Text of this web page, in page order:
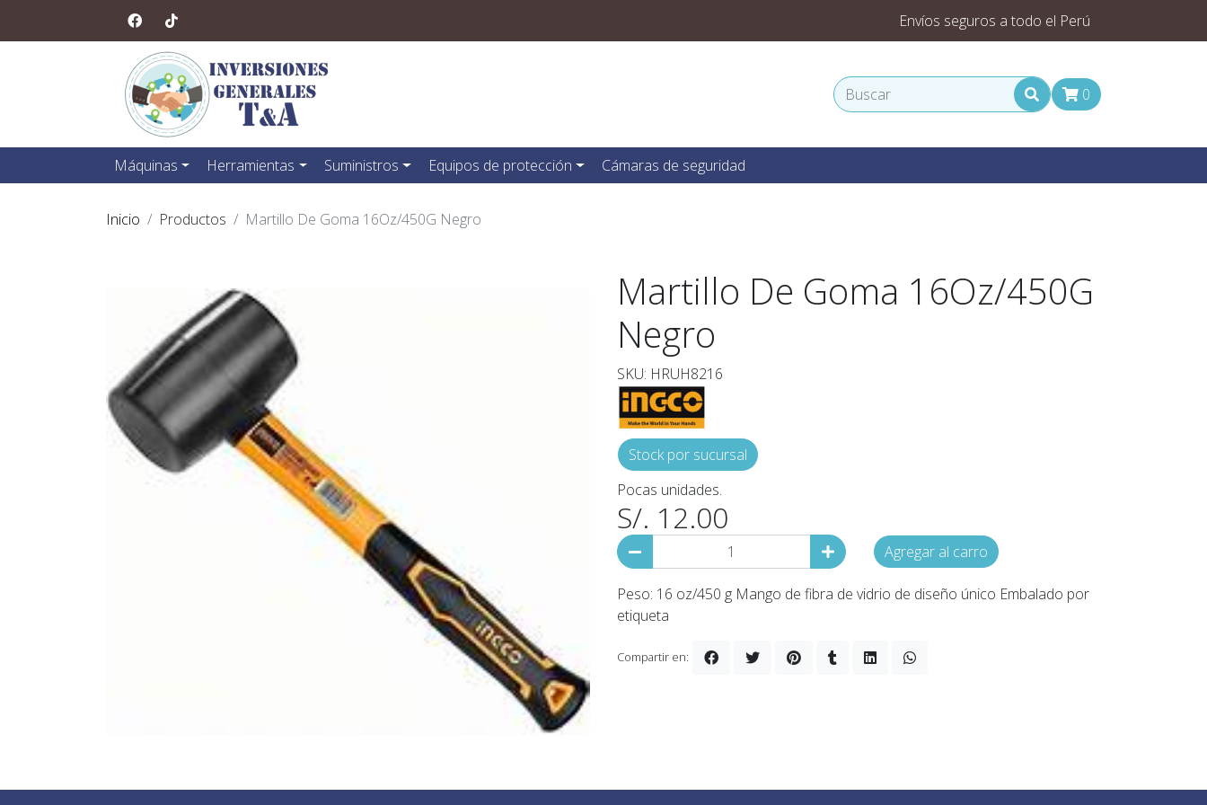
Envíos seguros a todo el Perú
0
Máquinas Herramientas Suministros Equipos de protección Cámaras de seguridad
Inicio Productos Martillo De Goma 16Oz/450G Negro
Martillo De Goma 16Oz/450G
Negro
SKU: HRUH8216
Stock por sucursal
Pocas unidades.
S/. 12.00
Agregar al carro
Peso: 16 oz/450 g Mango de fibra de vidrio de diseño único Embalado por
etiqueta
Compartir en: